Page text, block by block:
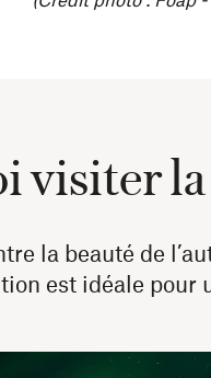
visiter
la beauté de
est idéale pour